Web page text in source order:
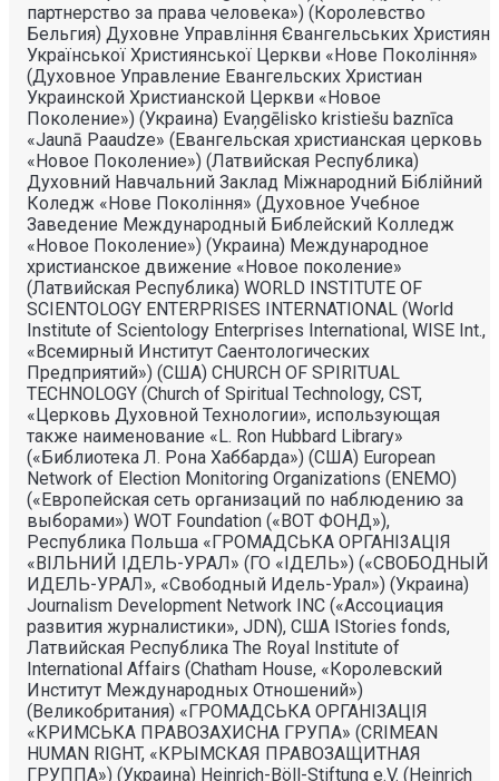
партнерство за права человека») (Королевство
Бельгия) Духовне Управлiння Євангельських Християн
Української Християнської Церкви «Нове Поколiння»
(Духовное Управление Евангельских Христиан
Украинской Христианской Церкви «Новое
Поколение») (Украина) Evaņgēlisko kristiešu baznīca
«Jaunā Paaudze» (Евангельская христианская церковь
«Новое Поколение») (Латвийская Республика)
Духовний Навчальний Заклад Міжнародний Біблійний
Коледж «Нове Покоління» (Духовное Учебное
Заведение Международный Библейский Колледж
«Новое Поколение») (Украина) Международное
христианское движение «Новое поколение»
(Латвийская Республика) WORLD INSTITUTE OF
SCIENTOLOGY ENTERPRISES INTERNATIONAL (World
Institute of Scientology Enterprises International, WISE Int.,
«Всемирный Институт Саентологических
Предприятий») (США) CHURCH OF SPIRITUAL
TECHNOLOGY (Church of Spiritual Technology, CST,
«Церковь Духовной Технологии», использующая
также наименование «L. Ron Hubbard Library»
(«Библиотека Л. Рона Хаббарда») (США) European
Network of Election Monitoring Organizations (ENEMO)
(«Европейская сеть организаций по наблюдению за
выборами») WOT Foundation («ВОТ ФОНД»),
Республика Польша «ГРОМАДСЬКА ОРГАНI3АЦIЯ
«ВIЛЬНИЙ IДЕЛЬ-УРАЛ» (ГО «IДЕЛЬ») («СВОБОДНЫЙ
ИДЕЛЬ-УРАЛ», «Свободный Идель-Урал») (Украина)
Journalism Development Network INC («Ассоциация
развития журналистики», JDN), США IStories fonds,
Латвийская Республика The Royal Institute of
International Affairs (Chatham House, «Королевский
Институт Международных Отношений»)
(Великобритания) «ГРОМАДСЬКА ОРГАНIЗАЦIЯ
«КРИМСЬКА ПРАВОЗАХИСНА ГРУПА» (CRIMEAN
HUMAN RIGHT, «КРЫМСКАЯ ПРАВОЗАЩИТНАЯ
ГРУППА») (Украина) Heinrich-Böll-Stiftung e.V. (Heinrich